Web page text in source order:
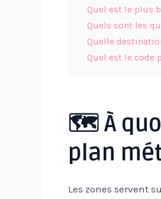
Quel est le plus
Quels sont les
Quelle
Quel est le code
🗺️ À
plan
Les zones servent